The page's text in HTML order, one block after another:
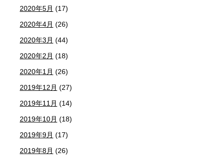
2020年5月 (17)
2020年4月 (26)
2020年3月 (44)
2020年2月 (18)
2020年1月 (26)
2019年12月 (27)
2019年11月 (14)
2019年10月 (18)
2019年9月 (17)
2019年8月 (26)